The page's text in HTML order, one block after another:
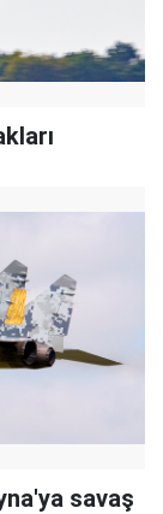
savaş